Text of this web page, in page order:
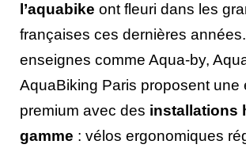
l’aquabike ont fleuri dans les
françaises ces dernières
enseignes comme Aqua-by,
AquaBiking Paris proposent une
premium avec des installations
gamme : vélos ergonomiques